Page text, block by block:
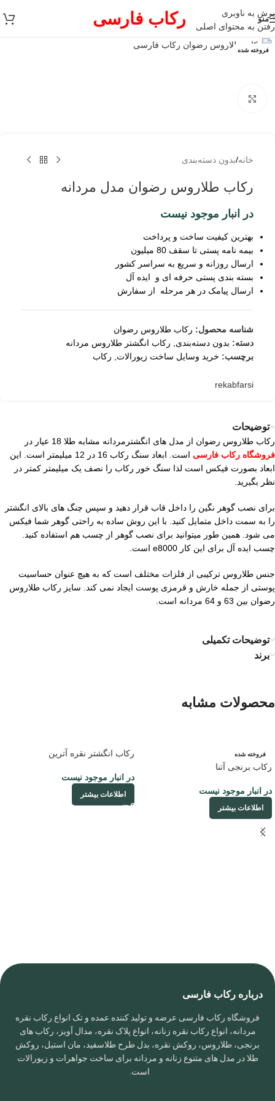
پرش به ناوبری
رفتن به محتوای اصلی
منو رکاب فارسی
فروخته شده
خانه/بدون دسته‌بندی
رکاب طلاروس رضوان مدل مردانه
در انبار موجود نیست
بهترین کیفیت ساخت و پرداخت
بیمه نامه پستی تا سقف 80 میلیون
ارسال روزانه و سریع به سراسر کشور
بسته بندی پستی حرفه ای و ایده آل
ارسال پیامک در هر مرحله از سفارش
شناسه محصول: رکاب طلاروس رضوان
دسته: بدون دسته‌بندی
رکاب انگشتر طلاروس مردانه
برچسب: خرید وسایل ساخت زیورالات رکاب
rekabfarsi
توضیحات
رکاب طلاروس رضوان از مدل های انگشترمردانه مشابه طلا 18 عیار در
فروشگاه رکاب فارسی
است. ابعاد سنگ رکاب 16 در 12 میلیمتر است. این
ابعاد بصورت فیکس است لذا سنگ خور رکاب را نصف یک میلیمتر کمتر در
نظر بگیرید.
برای نصب گوهر نگین را داخل قاب قرار دهید و سپس چنگ های بالای انگشتر
را به سمت داخل متمایل کنید. با این روش ساده به راحتی گوهر شما فیکس
می شود. همین طور میتوانید برای نصب گوهر از چسب هم استفاده کنید.
چسب ایده آل برای این کار e8000 است.
جنس طلاروس ترکیبی از فلزات مختلف است که به هیچ عنوان حساسیت
پوستی از جمله خارش و قرمزی پوست ایجاد نمی کند. سایز رکاب طلاروس
رضوان بین 63 و 64 مردانه است.
توضیحات تکمیلی
برند
محصولات مشابه
فروخته شده
رکاب برنجی آتنا
در انبار موجود نیست
اطلاعات بیشتر
رکاب انگشتر نقره آترین
در انبار موجود نیست
اطلاعات بیشتر
درباره رکاب فارسی
فروشگاه رکاب فارسی عرضه و تولید کننده عمده و تک انواع رکاب نقره
مردانه، انواع رکاب نقره زنانه، انواع پلاک نقره، مدال آویز، رکاب های
برنجی، طلاروس، روکش نقره، بدل طرح طلاسفید، مان استیل، روکش
طلا در مدل های متنوع زنانه و مردانه برای ساخت جواهرات و زیورالات
است.